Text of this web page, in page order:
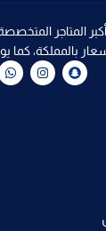
المتاجر
بالمملكة، كما